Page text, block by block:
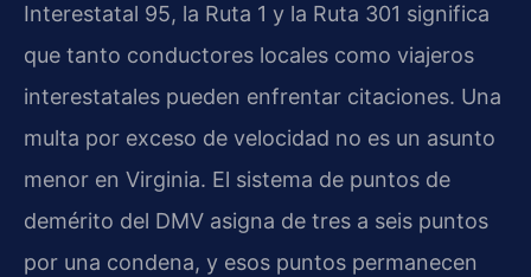
Interestatal 95, la Ruta 1 y la Ruta 301 significa
que tanto conductores locales como viajeros
interestatales pueden enfrentar citaciones. Una
multa por exceso de velocidad no es un asunto
menor en Virginia. El sistema de puntos de
demérito del DMV asigna de tres a seis puntos
por una condena, y esos puntos permanecen